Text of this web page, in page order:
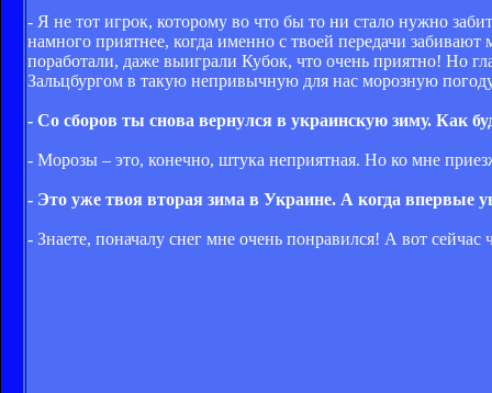
- Я не тот игрок, которому во что бы то ни стало нужно
намного приятнее, когда именно с твоей передачи
поработали, даже выиграли Кубок, что очень приятно! Но
Зальцбургом в такую непривычную для нас морозную
- Со сборов ты снова вернулся в украинскую зиму. Как
- Морозы – это, конечно, штука неприятная. Но ко мне
- Это уже твоя вторая зима в Украине. А когда впервые
- Знаете, поначалу снег мне очень понравился! А вот